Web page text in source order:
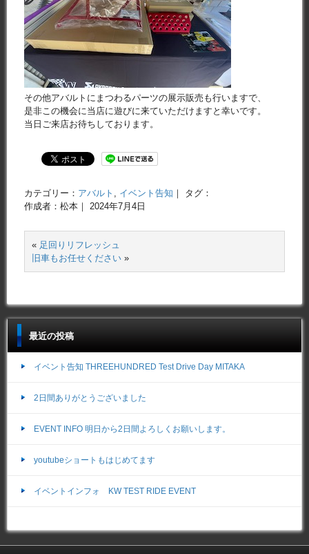
その他アバルトにまつわるパーツの展示販売も行いますで、
是非この機会に当店に遊びに来ていただけますと幸いです。
当日ご来店お待ちしております。
カテゴリー： アバルト イベント告知 ｜ タグ：
作成者：松本｜ 2024年7月4日
« 足回りリフレッシュ
旧車もお任せください »
最近の投稿
イベント告知 THREEHUNDRED Test Drive Day MITAKA
2日間ありがとうございました
EVENT INFO 明日から2日間よろしくお願いします。
youtubeショートもはじめてます
イベントインフォ KW TEST RIDE EVENT